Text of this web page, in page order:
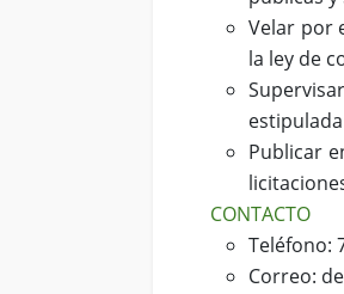
Velar por
la ley de
Publicar
CONTACTO
Teléfono:
Correo: